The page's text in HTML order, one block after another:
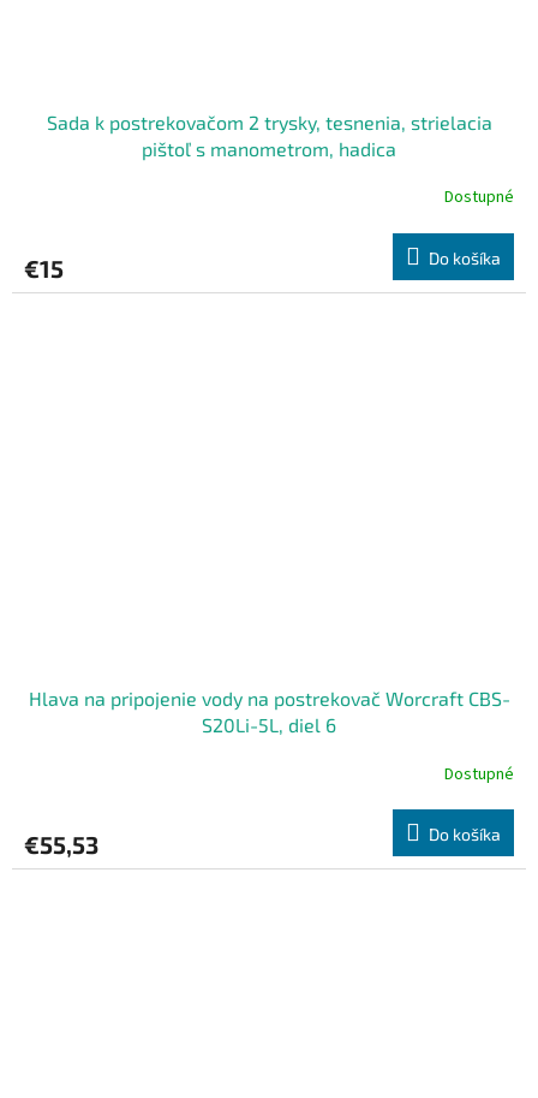
Sada k postrekovačom 2 trysky, tesnenia, strielacia
pištoľ s manometrom, hadica
Dostupné
€15 Do košíka
Hlava na pripojenie vody na postrekovač Worcraft CBS-
S20Li-5L, diel 6
Dostupné
€55,53 Do košíka